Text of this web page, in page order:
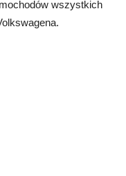
wszystkich